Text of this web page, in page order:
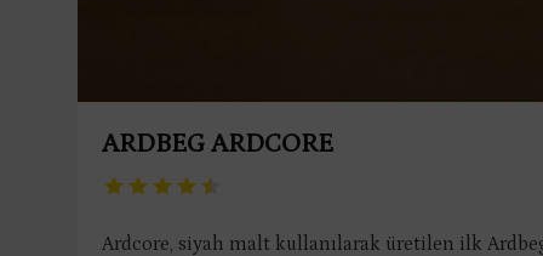
ARDBEG ARDCORE
Ardcore, siyah malt kullanılarak üretilen ilk